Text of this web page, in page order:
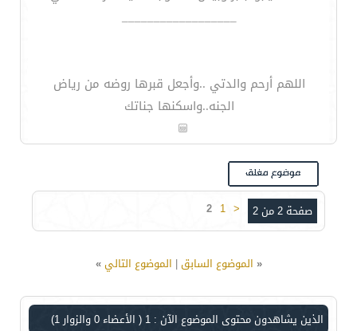
__________________
اللهم أرحم والدتي ..وأجعل قبرها روضه من رياض
الجنه..واسكنها جناتك
صفحة 2 من 2 <
1
2
« الموضوع السابق| الموضوع التالي»
الذين يشاهدون محتوى الموضوع الآن : 1 ( الأعضاء 0 والزوار 1)